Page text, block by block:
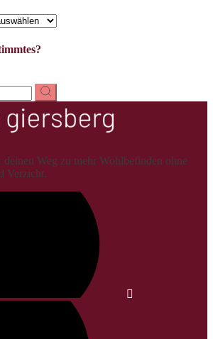
deinen Weg zu mehr Wohlbefinden ohne
Verzicht.